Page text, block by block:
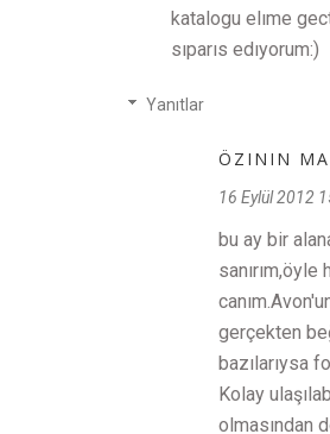
katalogu elıme
sıparıs edıyorum:)
Yanıtlar
ÖZININ
16 Eylül 2012
bu ay bir
sanırım,öyle
gerçekten
bazılarıysa
Kolay
olmasından